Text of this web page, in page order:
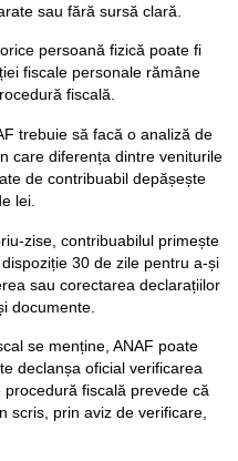
sau fără sursă clară.
persoană fizică poate fi
fiscale personale rămâne
fiscală.
trebuie să facă o analiză de
care diferența dintre veniturile
de contribuabil depășește
lei.
zise, contribuabilul primește
30 de zile pentru a-și
sau corectarea declarațiilor
documente.
se menține, ANAF poate
declanșa oficial verificarea
fiscală prevede că
scris, prin aviz de verificare,